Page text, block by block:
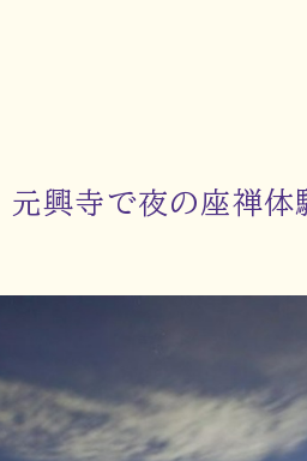
元興寺で夜の座禅